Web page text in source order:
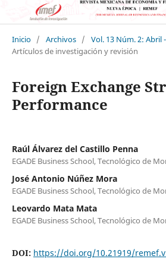
Inicio / Archivos / Vol. 13 Núm. 2: Abril
Artículos de investigación y revisión
Foreign Exchange
Performance
Raúl Álvarez del Castillo Penna
EGADE Business School, Tecnológico de
José Antonio Núñez Mora
EGADE Business School, Tecnológico de
Leovardo Mata Mata
EGADE Business School, Tecnológico de
DOI: https://doi.org/10.21919/